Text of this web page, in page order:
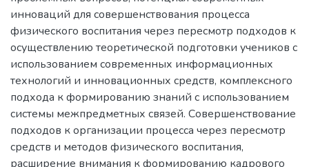
инноваций для совершенствования процесса
физического воспитания через пересмотр подходов к
осуществлению теоретической подготовки учеников с
использованием современных информационных
технологий и инновационных средств, комплексного
подхода к формированию знаний с использованием
системы межпредметных связей. Совершенствование
подходов к организации процесса через пересмотр
средств и методов физического воспитания,
расширение внимания к формированию кадрового